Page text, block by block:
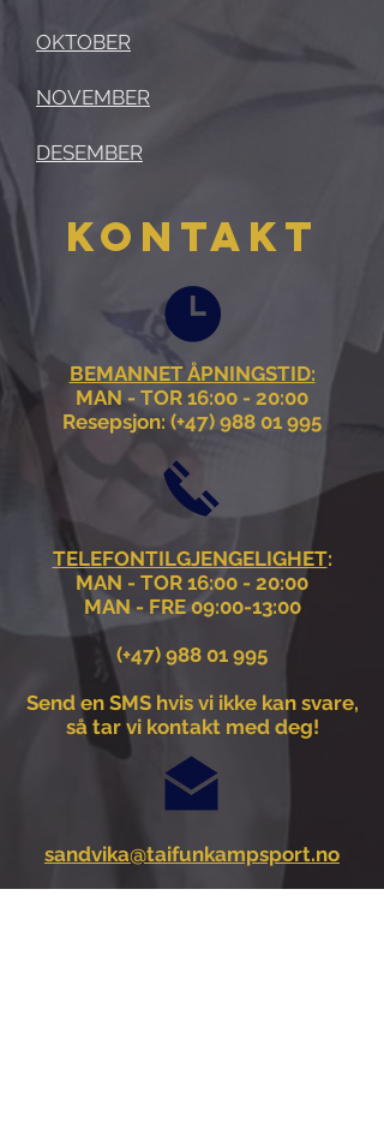
OKTOBER
NOVEMBER
DESEMBER
KONTAKT
BEMANNET ÅPNINGSTID:
MAN - TOR 16:00 - 20:00
Resepsjon: (+47) 988 01 995
TELEFONTILGJENGELIGHET:
MAN - TOR 16:00 - 20:00
MAN - FRE 09:00-13:00
(+47) 988 01 995
Send en SMS hvis vi ikke kan svare,
så tar vi kontakt med deg!
sandvika@taifunkampsport.no